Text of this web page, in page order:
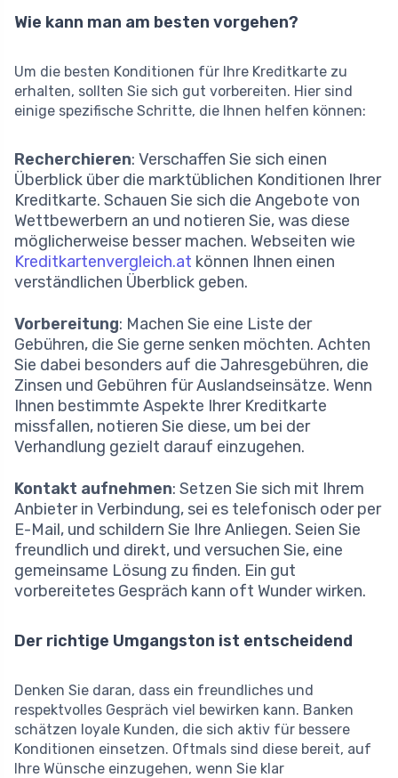
Wie kann man am besten vorgehen?
Um die besten Konditionen für Ihre Kreditkarte zu
erhalten, sollten Sie sich gut vorbereiten. Hier sind
einige spezifische Schritte, die Ihnen helfen können:
Recherchieren: Verschaffen Sie sich einen
Überblick über die marktüblichen Konditionen Ihrer
Kreditkarte. Schauen Sie sich die Angebote von
Wettbewerbern an und notieren Sie, was diese
möglicherweise besser machen. Webseiten wie
Kreditkartenvergleich.at können Ihnen einen
verständlichen Überblick geben.
Vorbereitung: Machen Sie eine Liste der
Gebühren, die Sie gerne senken möchten. Achten
Sie dabei besonders auf die Jahresgebühren, die
Zinsen und Gebühren für Auslandseinsätze. Wenn
Ihnen bestimmte Aspekte Ihrer Kreditkarte
missfallen, notieren Sie diese, um bei der
Verhandlung gezielt darauf einzugehen.
Kontakt aufnehmen: Setzen Sie sich mit Ihrem
Anbieter in Verbindung, sei es telefonisch oder per
E-Mail, und schildern Sie Ihre Anliegen. Seien Sie
freundlich und direkt, und versuchen Sie, eine
gemeinsame Lösung zu finden. Ein gut
vorbereitetes Gespräch kann oft Wunder wirken.
Der richtige Umgangston ist entscheidend
Denken Sie daran, dass ein freundliches und
respektvolles Gespräch viel bewirken kann. Banken
schätzen loyale Kunden, die sich aktiv für bessere
Konditionen einsetzen. Oftmals sind diese bereit, auf
Ihre Wünsche einzugehen, wenn Sie klar